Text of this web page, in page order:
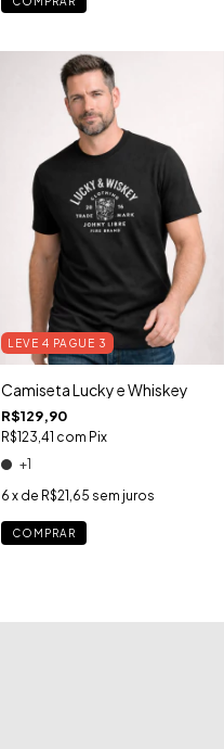
LEVE 4 PAGUE 3
Camiseta Lucky e Whiskey
R$129,90
R$123,41 com Pix
+1
6 x de R$21,65 sem juros
COMPRAR